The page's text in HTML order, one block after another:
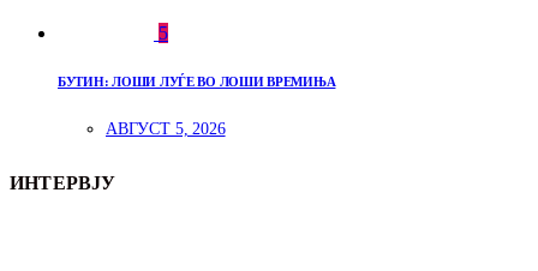
5
БУТИН: ЛОШИ ЛУЃЕ ВО ЛОШИ ВРЕМИЊА
АВГУСТ 5, 2026
ИНТЕРВЈУ